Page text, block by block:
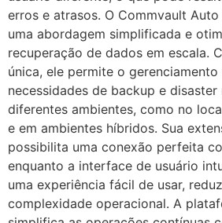
erros e atrasos. O Commvault
uma abordagem simplificada e
recuperação de dados em escala.
única, ele permite o
necessidades de backup e
diferentes ambientes, como no
e em ambientes híbridos. Sua
possibilita uma conexão perfeita
enquanto a interface de usuário
uma experiência fácil de usar,
complexidade operacional. A